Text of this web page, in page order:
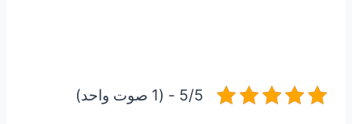
5/5 - (1 صوت واحد)